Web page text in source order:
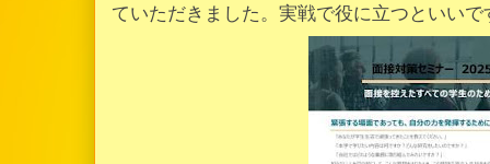
ていただきました。実戦で役に立つといいで